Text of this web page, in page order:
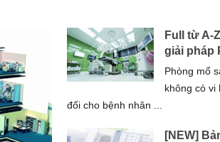
Full từ A-
giải pháp
Phòng mổ
không có vi
đối cho bệnh nhân ...
[NEW]